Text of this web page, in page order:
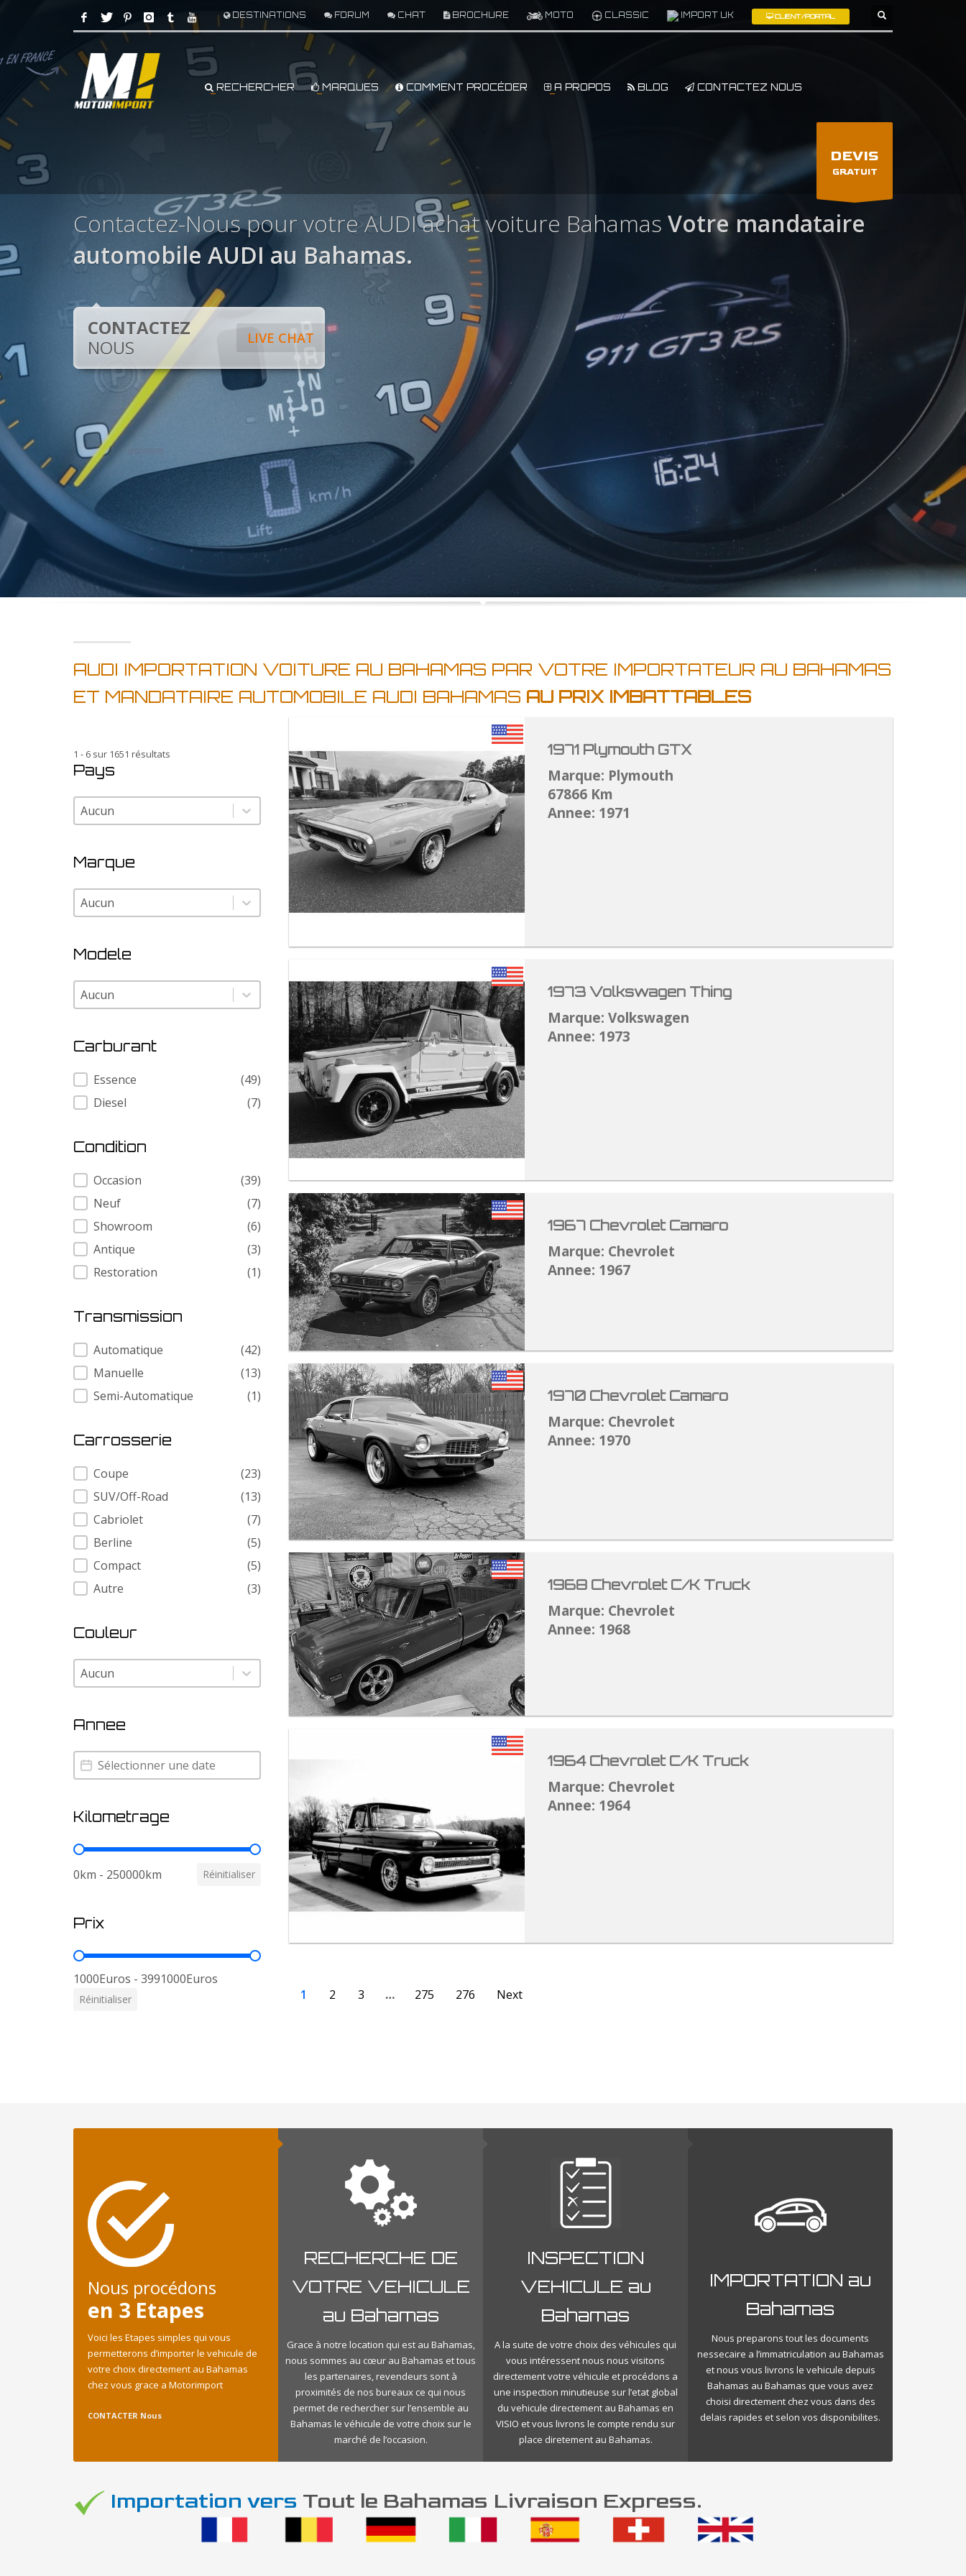
DESTINATIONS FORUM CHAT BROCHURE MOTO CLASSIC IMPORT UK CLIENT/PORTAL
RECHERCHER MARQUES COMMENT PROCÉDER A PROPOS BLOG CONTACTEZ NOUS
DEVIS
GRATUIT
Contactez-Nous pour votre AUDI achat voiture Bahamas Votre mandataire
automobile AUDI au Bahamas.
LIVE CHAT
CONTACTEZ
NOUS
AUDI IMPORTATION VOITURE AU BAHAMAS PAR VOTRE IMPORTATEUR AU BAHAMAS
ET MANDATAIRE AUTOMOBILE AUDI BAHAMAS AU PRIX IMBATTABLES
1 - 6 sur 1651 résultats
Pays
Pays
Pays
Marque
Marque
Marque
Modele
Modele
Modele
Carburant
Carburant
Essence
(49)
Diesel
(7)
Condition
Condition
Occasion
(39)
Neuf
(7)
Showroom
(6)
Antique
(3)
Restoration
(1)
Transmission
Transmission
Automatique
(42)
Manuelle
(13)
Semi-Automatique
(1)
Carrosserie
Carrosserie
Coupe
(23)
SUV/Off-Road
(13)
Cabriolet
(7)
Berline
(5)
Compact
(5)
Autre
(3)
Couleur
Couleur
Couleur
Annee
Annee
Annee
Kilometrage
Kilometrage
0km - 250000km Réinitialiser
Prix
Prix
1000Euros - 3991000Euros
Réinitialiser
1971 Plymouth GTX
Marque: Plymouth
67866 Km
Annee: 1971
1973 Volkswagen Thing
Marque: Volkswagen
Annee: 1973
1967 Chevrolet Camaro
Marque: Chevrolet
Annee: 1967
1970 Chevrolet Camaro
Marque: Chevrolet
Annee: 1970
1968 Chevrolet C/K Truck
Marque: Chevrolet
Annee: 1968
1964 Chevrolet C/K Truck
Marque: Chevrolet
Annee: 1964
1 2 3 … 275 276 Next
Nous procédons
en 3 Etapes
Voici les Etapes simples qui vous
permetterons d’importer le vehicule de
votre choix directement au Bahamas
chez vous grace a Motorimport
CONTACTER Nous
RECHERCHE DE
VOTRE VEHICULE
au Bahamas
Grace à notre location qui est au Bahamas,
nous sommes au cœur au Bahamas et tous
les partenaires, revendeurs sont à
proximités de nos bureaux ce qui nous
permet de rechercher sur l’ensemble au
Bahamas le véhicule de votre choix sur le
marché de l’occasion.
INSPECTION
VEHICULE au
Bahamas
A la suite de votre choix des véhicules qui
vous intéressent nous nous visitons
directement votre véhicule et procédons a
une inspection minutieuse sur l’etat global
du vehicule directement au Bahamas en
VISIO et vous livrons le compte rendu sur
place diretement au Bahamas.
IMPORTATION au
Bahamas
Nous preparons tout les documents
nessecaire a l’immatriculation au Bahamas
et nous vous livrons le vehicule depuis
Bahamas au Bahamas que vous avez
choisi directement chez vous dans des
delais rapides et selon vos disponibilites.
Importation vers Tout le Bahamas Livraison Express.